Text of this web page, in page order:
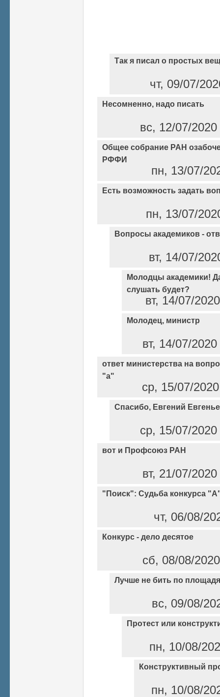
Так я писал о простых
чт, 09/07/
Несомненно, надо писать
вс, 12/07/
Общее собрание РАН
РФФИ
пн, 13/07/
Есть возможность задать
пн, 13/07/
Вопросы академиков -
вт, 14/07/
Молодцы академики!
слушать будет?
вт, 14/07/
Молодец, министр
вт, 14/07/
ответ министерства на
"а"
ср, 15/07/
Спасибо, Евгений
ср, 15/07/
вот и Профсоюз РАН
вт, 21/07/
"Поиск": Судьба конкурса
чт, 06/08/
Конкурс - дело десятое
сб, 08/08/
Лучше не бить по
вс, 09/08/
Протест или
пн, 10/08/
Конструктивный
пн, 10/08/